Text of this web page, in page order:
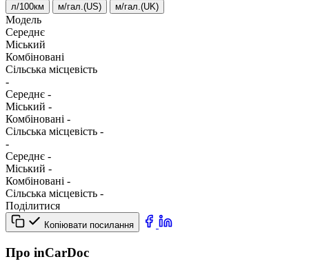
л/100км м/гал.(US) м/гал.(UK)
Модель
Середнє
Міський
Комбіновані
Сільська місцевість
-
Середнє -
Міський -
Комбіновані -
Сільська місцевість -
-
Середнє -
Міський -
Комбіновані -
Сільська місцевість -
Поділитися
Копіювати посилання
Про inCarDoc